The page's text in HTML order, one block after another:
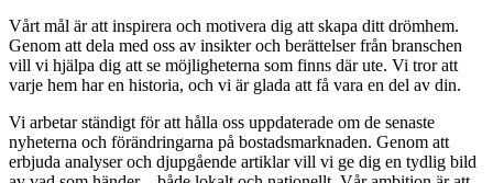
Vårt mål är att inspirera och motivera dig att skapa ditt drömhem.
Genom att dela med oss av insikter och berättelser från branschen
vill vi hjälpa dig att se möjligheterna som finns där ute. Vi tror att
varje hem har en historia, och vi är glada att få vara en del av din.
Vi arbetar ständigt för att hålla oss uppdaterade om de senaste
nyheterna och förändringarna på bostadsmarknaden. Genom att
erbjuda analyser och djupgående artiklar vill vi ge dig en tydlig bild